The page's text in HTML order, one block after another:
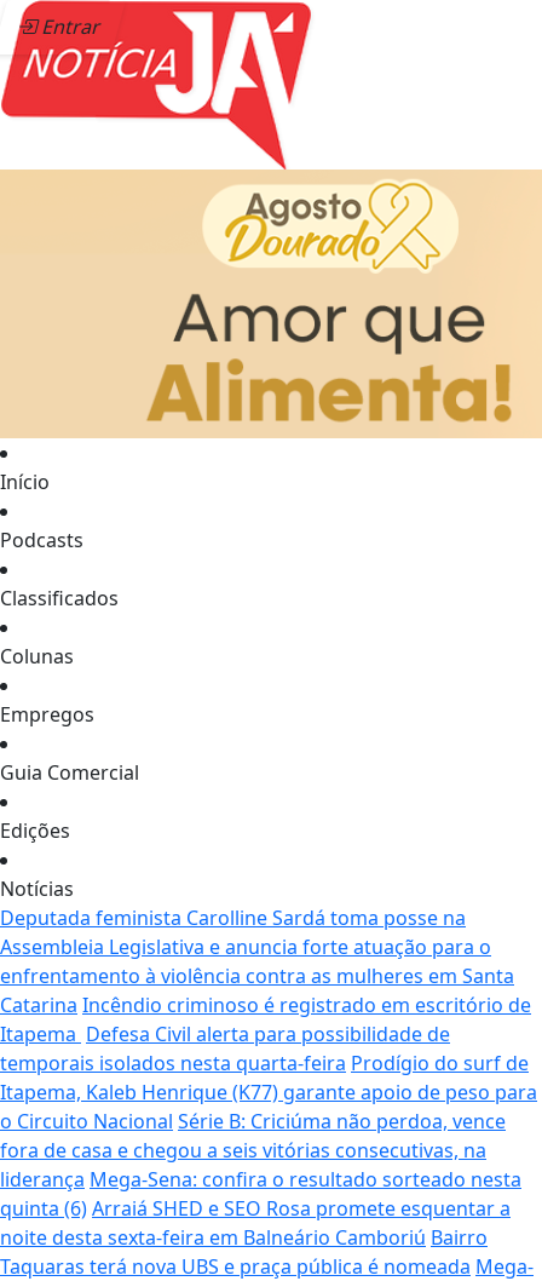
Entrar
Início
Podcasts
Classificados
Colunas
Empregos
Guia Comercial
Edições
Notícias
Deputada feminista Carolline Sardá toma posse na
Assembleia Legislativa e anuncia forte atuação para o
enfrentamento à violência contra as mulheres em Santa
Catarina Incêndio criminoso é registrado em escritório de
Itapema Defesa Civil alerta para possibilidade de
temporais isolados nesta quarta-feira Prodígio do surf de
Itapema, Kaleb Henrique (K77) garante apoio de peso para
o Circuito Nacional Série B: Criciúma não perdoa, vence
fora de casa e chegou a seis vitórias consecutivas, na
liderança Mega-Sena: confira o resultado sorteado nesta
quinta (6)Arraiá SHED e SEO Rosa promete esquentar a
noite desta sexta-feira em Balneário Camboriú Bairro
Taquaras terá nova UBS e praça pública é nomeada Mega-